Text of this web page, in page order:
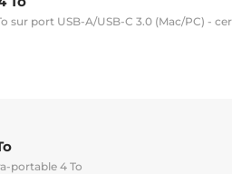
sur port USB-A/USB-C 3.0 (Mac/PC) -
portable 4 To